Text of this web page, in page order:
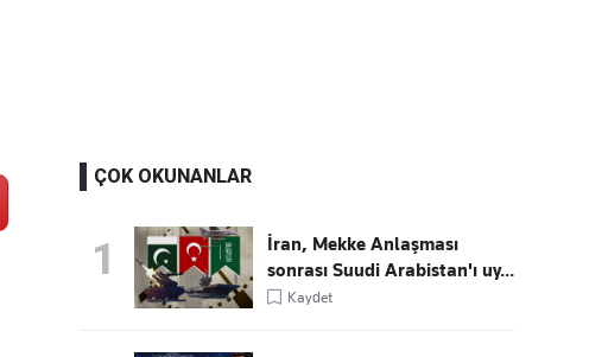
ÇOK OKUNANLAR
1
İran, Mekke Anlaşması
sonrası Suudi Arabistan'ı uy...
Kaydet